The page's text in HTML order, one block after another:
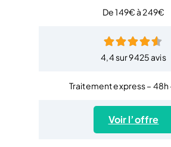
De 149€ à 249€
4,4 sur 9425 avis
Traitement express – 48h
Voir l’offre